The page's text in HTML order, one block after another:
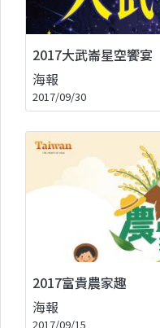
2017大武崙星空饗宴
海報
2017/09/30
2017富貴農家趣
海報
2017/09/15